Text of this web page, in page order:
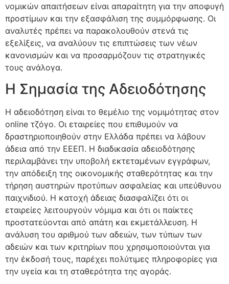
νομικών απαιτήσεων είναι απαραίτητη για την αποφυγή
προστίμων και την εξασφάλιση της συμμόρφωσης. Οι
αναλυτές πρέπει να παρακολουθούν στενά τις
εξελίξεις, να αναλύουν τις επιπτώσεις των νέων
κανονισμών και να προσαρμόζουν τις στρατηγικές
τους ανάλογα.
Η Σημασία της Αδειοδότησης
Η αδειοδότηση είναι το θεμέλιο της νομιμότητας στον
online τζόγο. Οι εταιρείες που επιθυμούν να
δραστηριοποιηθούν στην Ελλάδα πρέπει να λάβουν
άδεια από την ΕΕΕΠ. Η διαδικασία αδειοδότησης
περιλαμβάνει την υποβολή εκτεταμένων εγγράφων,
την απόδειξη της οικονομικής σταθερότητας και την
τήρηση αυστηρών προτύπων ασφαλείας και υπεύθυνου
παιχνιδιού. Η κατοχή άδειας διασφαλίζει ότι οι
εταιρείες λειτουργούν νόμιμα και ότι οι παίκτες
προστατεύονται από απάτη και εκμετάλλευση. Η
ανάλυση του αριθμού των αδειών, των τύπων των
αδειών και των κριτηρίων που χρησιμοποιούνται για
την έκδοσή τους, παρέχει πολύτιμες πληροφορίες για
την υγεία και τη σταθερότητα της αγοράς.